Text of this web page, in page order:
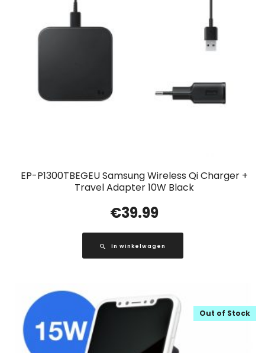
EP-P1300TBEGEU Samsung Wireless Qi Charger +
Travel Adapter 10W Black
€39.99
In winkelwagen
Out of Stock